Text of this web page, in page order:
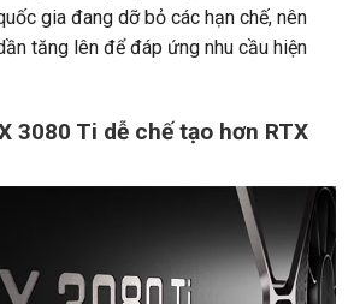
gia đang dỡ bỏ các hạn chế, nên
tăng lên để đáp ứng nhu cầu hiện
3080 Ti dễ chế tạo hơn RTX